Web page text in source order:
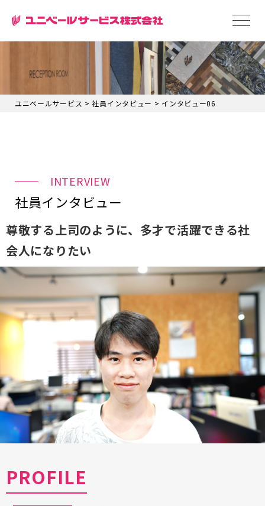
ユニベールサービス > 社員インタビュー > インタビュー06
INTERVIEW
社員インタビュー
尊敬する上司のように、多才で活躍できる社
会人になりたい
PROFILE